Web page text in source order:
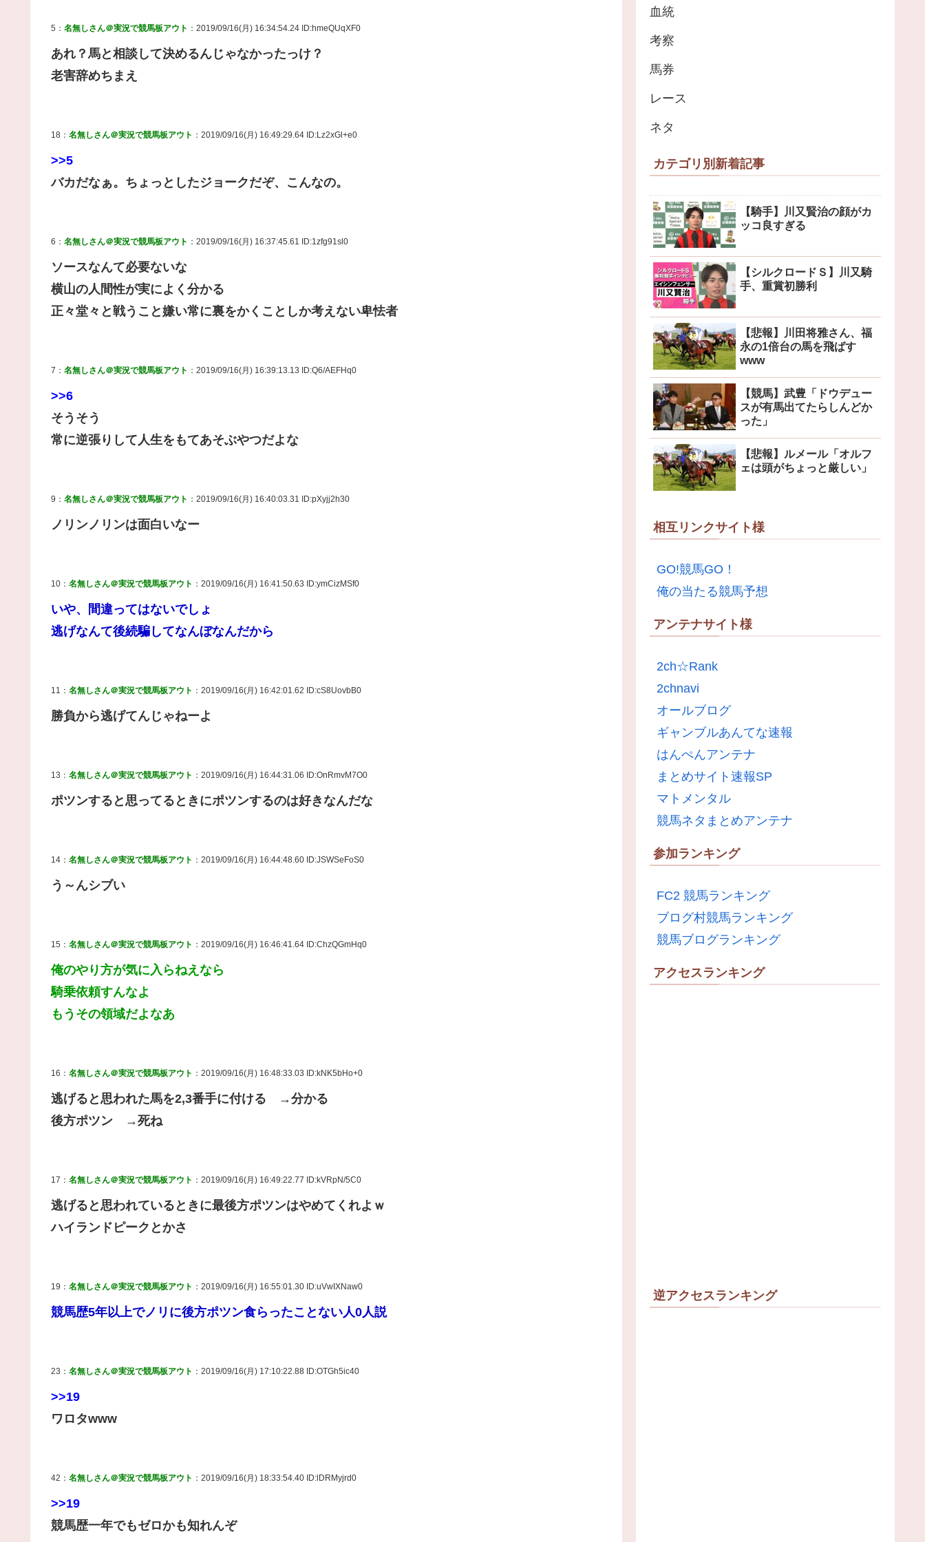
5： 名無しさん＠実況で競馬板アウト ：2019/09/16(月) 16:34:54.24 ID:hmeQUqXF0
あれ？馬と相談して決めるんじゃなかったっけ？
老害辞めちまえ
18： 名無しさん＠実況で競馬板アウト ：2019/09/16(月) 16:49:29.64 ID:Lz2xGl+e0
>>5
バカだなぁ。ちょっとしたジョークだぞ、こんなの。
6： 名無しさん＠実況で競馬板アウト ：2019/09/16(月) 16:37:45.61 ID:1zfg91sl0
ソースなんて必要ないな
横山の人間性が実によく分かる
正々堂々と戦うこと嫌い常に裏をかくことしか考えない卑怯者
7： 名無しさん＠実況で競馬板アウト ：2019/09/16(月) 16:39:13.13 ID:Q6/AEFHq0
>>6
そうそう
常に逆張りして人生をもてあそぶやつだよな
9： 名無しさん＠実況で競馬板アウト ：2019/09/16(月) 16:40:03.31 ID:pXyjj2h30
ノリンノリンは面白いなー
10： 名無しさん＠実況で競馬板アウト ：2019/09/16(月) 16:41:50.63 ID:ymCizMSf0
いや、間違ってはないでしょ
逃げなんて後続騙してなんぼなんだから
11： 名無しさん＠実況で競馬板アウト ：2019/09/16(月) 16:42:01.62 ID:cS8UovbB0
勝負から逃げてんじゃねーよ
13： 名無しさん＠実況で競馬板アウト ：2019/09/16(月) 16:44:31.06 ID:OnRmvM7O0
ポツンすると思ってるときにポツンするのは好きなんだな
14： 名無しさん＠実況で競馬板アウト ：2019/09/16(月) 16:44:48.60 ID:JSWSeFoS0
う～んシブい
15： 名無しさん＠実況で競馬板アウト ：2019/09/16(月) 16:46:41.64 ID:ChzQGmHq0
俺のやり方が気に入らねえなら
騎乗依頼すんなよ
もうその領域だよなあ
16： 名無しさん＠実況で競馬板アウト ：2019/09/16(月) 16:48:33.03 ID:kNK5bHo+0
逃げると思われた馬を2,3番手に付ける →分かる
後方ポツン →死ね
17： 名無しさん＠実況で競馬板アウト ：2019/09/16(月) 16:49:22.77 ID:kVRpN/5C0
逃げると思われているときに最後方ポツンはやめてくれよｗ
ハイランドピークとかさ
19： 名無しさん＠実況で競馬板アウト ：2019/09/16(月) 16:55:01.30 ID:uVwIXNaw0
競馬歴5年以上でノリに後方ポツン食らったことない人0人説
23： 名無しさん＠実況で競馬板アウト ：2019/09/16(月) 17:10:22.88 ID:OTGh5ic40
>>19
ワロタwww
42： 名無しさん＠実況で競馬板アウト ：2019/09/16(月) 18:33:54.40 ID:lDRMyjrd0
>>19
競馬歴一年でもゼロかも知れんぞ
血統
考察
馬券
レース
ネタ
カテゴリ別新着記事
【騎手】川又賢治の顔がカ
ッコ良すぎる
【シルクロードＳ】川又騎
手、重賞初勝利
【悲報】川田将雅さん、福
永の1倍台の馬を飛ばす
www
【競馬】武豊「ドウデュー
スが有馬出てたらしんどか
った」
【悲報】ルメール「オルフ
ェは頭がちょっと厳しい」
相互リンクサイト様
GO!競馬GO！
俺の当たる競馬予想
アンテナサイト様
2ch☆Rank
2chnavi
オールブログ
ギャンブルあんてな速報
はんぺんアンテナ
まとめサイト速報SP
マトメンタル
競馬ネタまとめアンテナ
参加ランキング
FC2 競馬ランキング
ブログ村競馬ランキング
競馬ブログランキング
アクセスランキング
逆アクセスランキング